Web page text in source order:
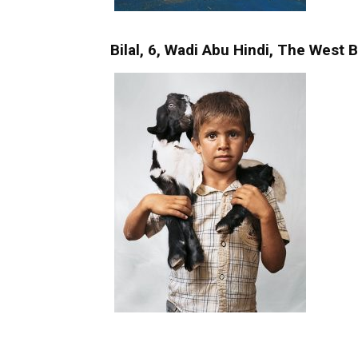
Bilal, 6, Wadi Abu Hindi, The West